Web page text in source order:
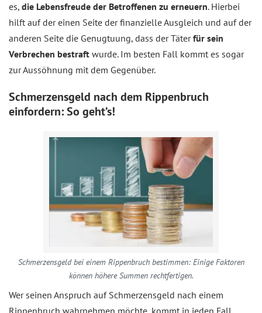
es, die Lebensfreude der Betroffenen zu erneuern. Hierbei
hilft auf der einen Seite der finanzielle Ausgleich und auf der
anderen Seite die Genugtuung, dass der Täterfür sein
Verbrechen bestraft wurde. Im besten Fall kommt es sogar
zur Aussöhnung mit dem Gegenüber.
Schmerzensgeld nach dem Rippenbruch
einfordern: So geht’s!
Schmerzensgeld bei einem Rippenbruch bestimmen: Einige Faktoren
können höhere Summen rechtfertigen.
Wer seinen Anspruch auf Schmerzensgeld nach einem
Rippenbruch wahrnehmen möchte, kommt in jeden Fall